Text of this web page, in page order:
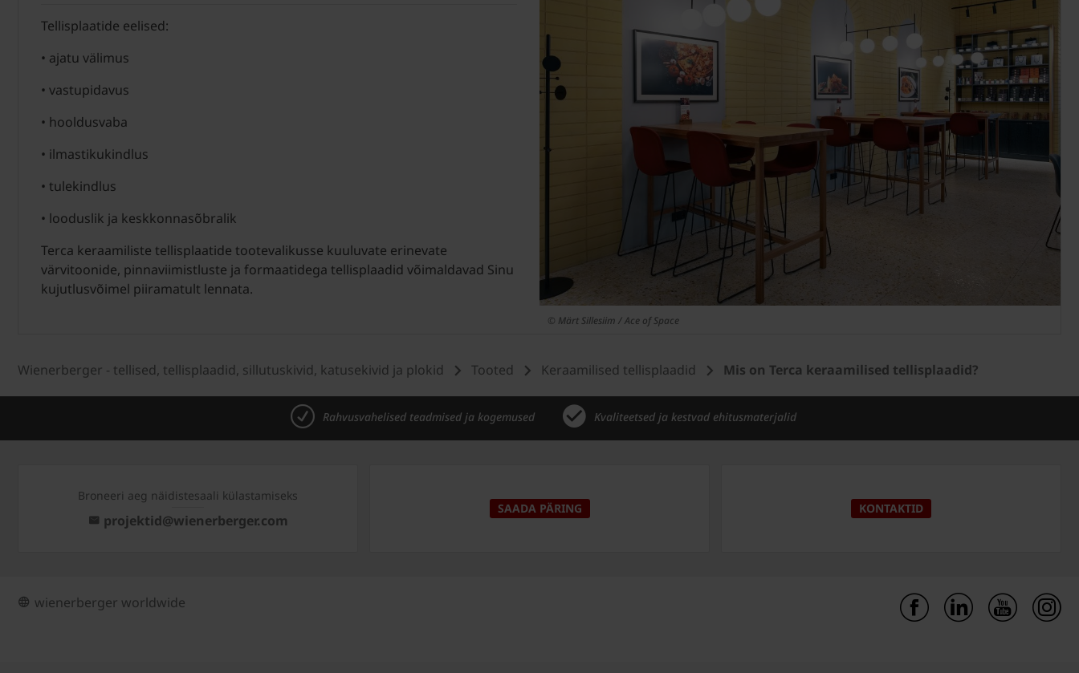
© Märt Sillesiim / Ace of Space
Tellisplaatide eelised:
• ajatu välimus
• vastupidavus
• hooldusvaba
• ilmastikukindlus
• tulekindlus
• looduslik ja keskkonnasõbralik
Terca keraamiliste tellisplaatide tootevalikusse kuuluvate erinevate
värvitoonide, pinnaviimistluste ja formaatidega tellisplaadid võimaldavad Sinu
kujutlusvõimel piiramatult lennata.
Wienerberger - tellised, tellisplaadid, sillutuskivid, katusekivid ja plokid Tooted Keraamilised tellisplaadid Mis on Terca keraamilised tellisplaadid?
Rahvusvahelised teadmised ja kogemused Kvaliteetsed ja kestvad ehitusmaterjalid
Broneeri aeg näidistesaali külastamiseks
projektid@wienerberger.com
SAADA PÄRING KONTAKTID
wienerberger worldwide